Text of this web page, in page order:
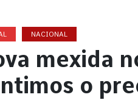
NACIONAL
mexida
o